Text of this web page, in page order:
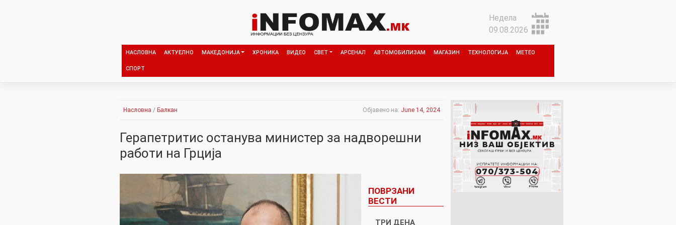
Недела
09.08.2026
НАСЛОВНА АКТУЕЛНО МАКЕДОНИЈА ХРОНИКА ВИДЕО СВЕТ АРСЕНАЛ АВТОМОБИЛИЗАМ МАГАЗИН ТЕХНОЛОГИЈА МЕТЕО
СПОРТ
Насловна / Балкан Објавено на: June 14, 2024
Герапетритис останува министер за надворешни
работи на Грција
ПОВРЗАНИ
ВЕСТИ
ТРИ ДЕНА